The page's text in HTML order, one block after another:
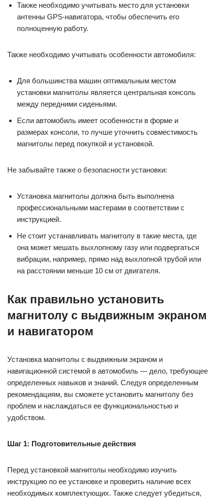
Также необходимо учитывать место для установки
антенны GPS-навигатора, чтобы обеспечить его
полноценную работу.
Также необходимо учитывать особенности автомобиля:
Для большинства машин оптимальным местом
установки магнитолы является центральная консоль
между передними сиденьями.
Если автомобиль имеет особенности в форме и
размерах консоли, то лучше уточнить совместимость
магнитолы перед покупкой и установкой.
Не забывайте также о безопасности установки:
Установка магнитолы должна быть выполнена
профессиональными мастерами в соответствии с
инструкцией.
Не стоит устанавливать магнитолу в такие места, где
она может мешать выхлопному газу или подвергаться
вибрации, например, прямо над выхлопной трубой или
на расстоянии меньше 10 см от двигателя.
Как правильно установить
магнитолу с выдвижным экраном
и навигатором
Установка магнитолы с выдвижным экраном и
навигационной системой в автомобиль — дело, требующее
определенных навыков и знаний. Следуя определенным
рекомендациям, вы сможете установить магнитолу без
проблем и наслаждаться ее функциональностью и
удобством.
Шаг 1: Подготовительные действия
Перед установкой магнитолы необходимо изучить
инструкцию по ее установке и проверить наличие всех
необходимых комплектующих. Также следует убедиться,